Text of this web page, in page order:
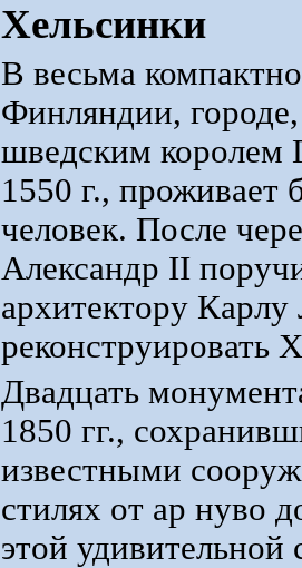
Хельсинки
В весьма
Финляндии,
шведским королем
1550 г., проживает
человек. После
Александр II
архитектору
реконструировать
Двадцать
1850 гг.,
известными
стилях от ар нуво
этой